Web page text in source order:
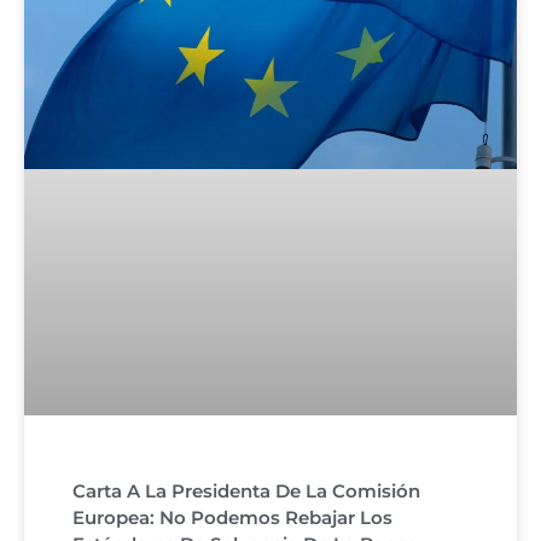
Carta A La Presidenta De La Comisión
Europea: No Podemos Rebajar Los